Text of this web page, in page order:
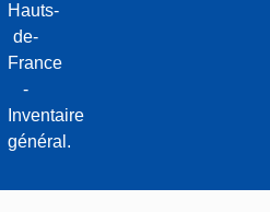
Hauts-
de-
France
-
Inventaire
général.